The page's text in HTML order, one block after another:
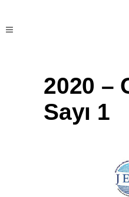
2020 –
Sayı 1